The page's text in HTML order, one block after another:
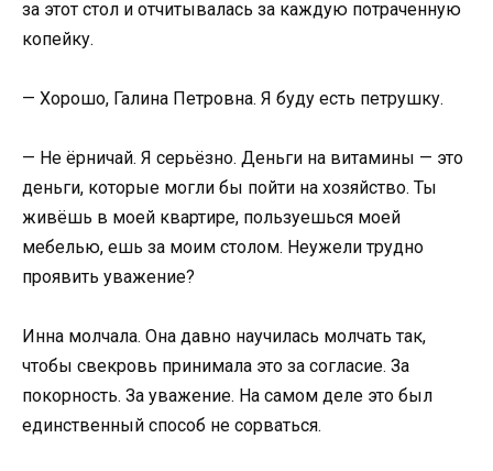
за этот стол и отчитывалась за каждую потраченную
копейку.
— Хорошо, Галина Петровна. Я буду есть петрушку.
— Не ёрничай. Я серьёзно. Деньги на витамины — это
деньги, которые могли бы пойти на хозяйство. Ты
живёшь в моей квартире, пользуешься моей
мебелью, ешь за моим столом. Неужели трудно
проявить уважение?
Инна молчала. Она давно научилась молчать так,
чтобы свекровь принимала это за согласие. За
покорность. За уважение. На самом деле это был
единственный способ не сорваться.